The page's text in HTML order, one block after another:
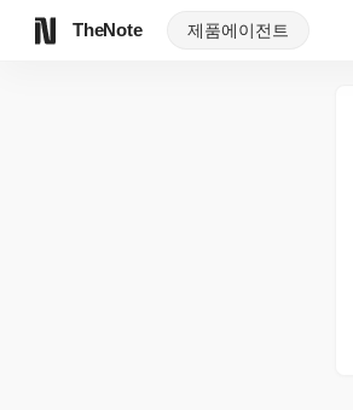
TheNote 제품에이전트